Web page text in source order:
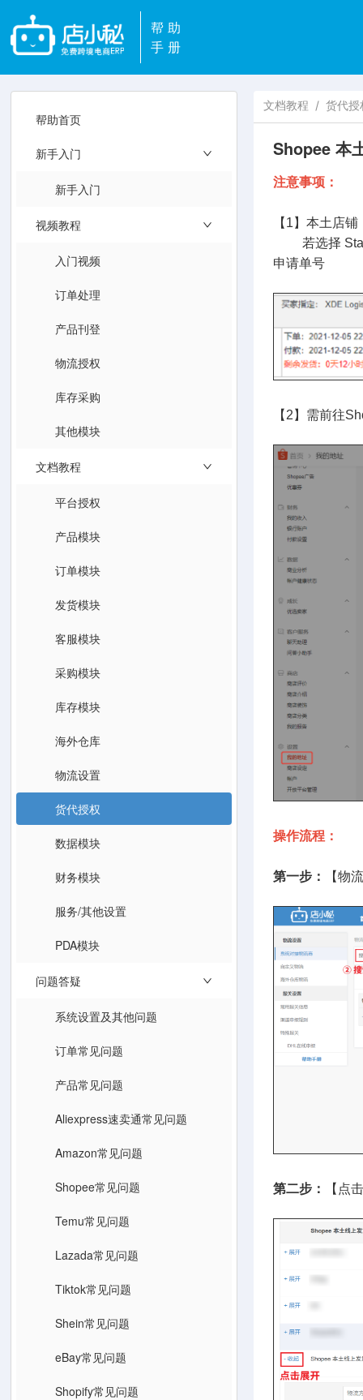
帮助
手册
帮助首页
新手入门
新手入门
视频教程
入门视频
订单处理
产品刊登
物流授权
库存采购
其他模块
文档教程
平台授权
产品模块
订单模块
发货模块
客服模块
采购模块
库存模块
海外仓库
物流设置
货代授权
数据模块
财务模块
服务/其他设置
PDA模块
问题答疑
系统设置及其他问题
订单常见问题
产品常见问题
Aliexpress速卖通常见问题
Amazon常见问题
Shopee常见问题
Temu常见问题
Lazada常见问题
Tiktok常见问题
Shein常见问题
eBay常见问题
Shopify常见问题
文档教程 / 货代授
Shopee 本
注意事项：
【1】本土店
若选择
申请单号
【2】需前往
操作流程：
第一步： 【物
第二步： 【点